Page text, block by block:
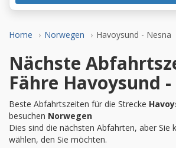
Home Norwegen Havoysund - Nesna
Nächste
Fähre Havoysund
Beste Abfahrtszeiten für die Strecke
besuchen Norwegen
Dies sind die nächsten Abfahrten, aber Sie
wählen, den Sie möchten.